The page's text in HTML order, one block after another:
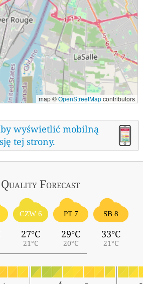
map ©OpenStreetMapcontributors
wyświetlić mobilną
tej strony.
Forecast
CZW 6
27°C
21°C
PT 7
29°C
20°C
SB 8
33°C
21°C